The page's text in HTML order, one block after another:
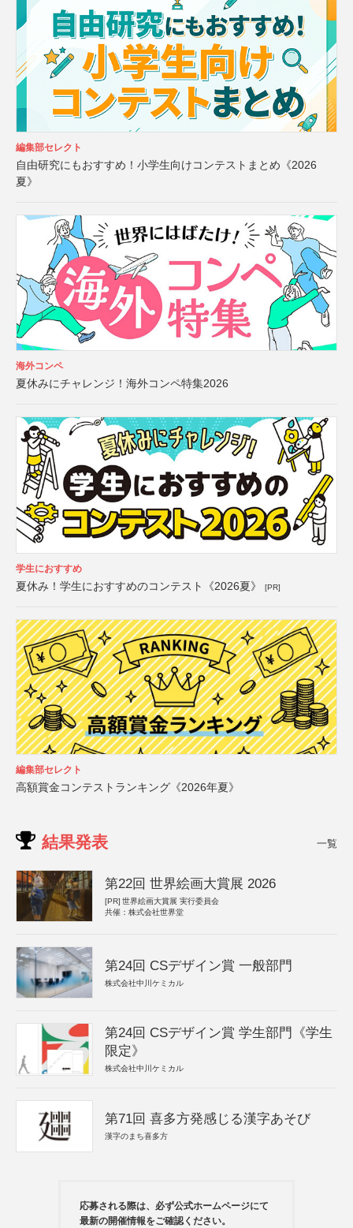
編集部セレクト
自由研究にもおすすめ！小学生向けコンテストまとめ《2026
夏》
海外コンペ
夏休みにチャレンジ！海外コンペ特集2026
学生におすすめ
夏休み！学生におすすめのコンテスト《2026夏》 [PR]
編集部セレクト
高額賞金コンテストランキング《2026年夏》
結果発表 一覧
第22回 世界絵画大賞展 2026
[PR] 世界絵画大賞展 実行委員会
共催：株式会社世界堂
第24回 CSデザイン賞 一般部門
株式会社中川ケミカル
第24回 CSデザイン賞 学生部門《学生
限定》
株式会社中川ケミカル
第71回 喜多方発感じる漢字あそび
漢字のまち喜多方
応募される際は、必ず公式ホームページにて
最新の開催情報をご確認ください。